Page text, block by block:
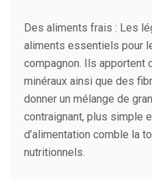
Des aliments frais : Les
aliments essentiels pour
compagnon. Ils apportent
minéraux ainsi que des
donner un mélange de
contraignant, plus simple
d’alimentation comble la
nutritionnels.